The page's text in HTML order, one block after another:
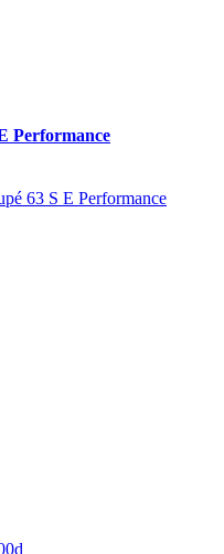
Performance